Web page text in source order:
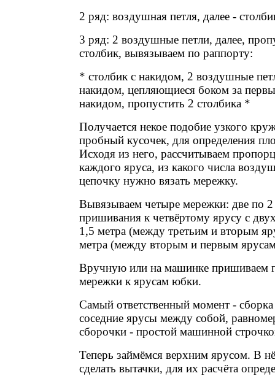
2 ряд: воздушная петля, далее -
3 ряд: 2 воздушные петли, далее,
столбик, вывязываем по раппорту:
* столбик с накидом, 2 воздушные
накидом, цепляющиеся боком за
накидом, пропустить 2 столбика *
Получается некое подобие узкого
пробный кусочек, для определения
Исходя из него, рассчитываем
каждого яруса, из какого числа
цепочку нужно вязать мережку.
Вывязываем четыре мережки: две по 2
пришивания к четвёртому ярусу с
1,5 метра (между третьим и вторым
метра (между вторым и первым
Вручную или на машинке пришиваем
мережки к ярусам юбки.
Самый ответственный момент -
соседние ярусы между собой,
сборочки - простой машинной
Теперь займёмся верхним ярусом. В
сделать вытачки, для их расчёта